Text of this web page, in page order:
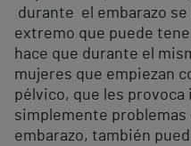
durante el embarazo
extremo que puede
hace que durante el
mujeres que empiezan
pélvico, que les
simplemente problemas
embarazo, también